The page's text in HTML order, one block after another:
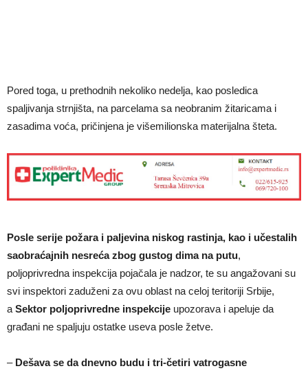
Pored toga, u prethodnih nekoliko nedelja, kao posledica
spaljivanja strnjišta, na parcelama sa neobranim žitaricama i
zasadima voća, pričinjena je višemilionska materijalna šteta.
Posle serije požara i paljevina niskog rastinja, kao i učestalih
saobraćajnih nesreća zbog gustog dima na putu,
poljoprivredna inspekcija pojačala je nadzor, te su angažovani su
svi inspektori zaduženi za ovu oblast na celoj teritoriji Srbije,
a Sektor poljoprivredne inspekcije upozorava i apeluje da
građani ne spaljuju ostatke useva posle žetve.
– Dešava se da dnevno budu i tri-četiri vatrogasne